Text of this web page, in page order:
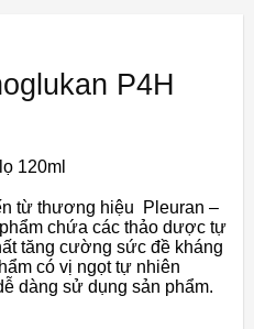
P4H
120ml
từ thương hiệu Pleuran –
chứa các thảo dược tự
tăng cường sức đề kháng
có vị ngọt tự nhiên
dàng sử dụng sản phẩm.